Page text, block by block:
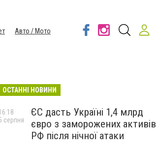
Авто / Мото
ОСТАННІ НОВИНИ
ЄС дасть Україні 1,4 млрд
євро з заморожених активів
РФ після нічної атаки
серпня